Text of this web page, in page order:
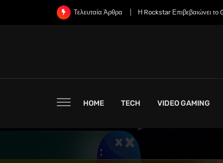
Τελευταία Άρθρα
Η Rockstar Επιβεβαιώνει το Grand Theft Auto 6: Μια
HOME TECH VIDEO GAMING